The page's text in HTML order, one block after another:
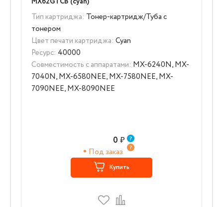
Тип картриджа: Тонер-картридж/Туба с
тонером
Цвет печати картриджа: Cyan
Ресурс: 40000
Совместимость с аппаратами: MX-6240N, MX-
7040N, MX-6580NEE, MX-7580NEE, MX-
7090NEE, MX-8090NEE
0 ₽
Под заказ
Купить